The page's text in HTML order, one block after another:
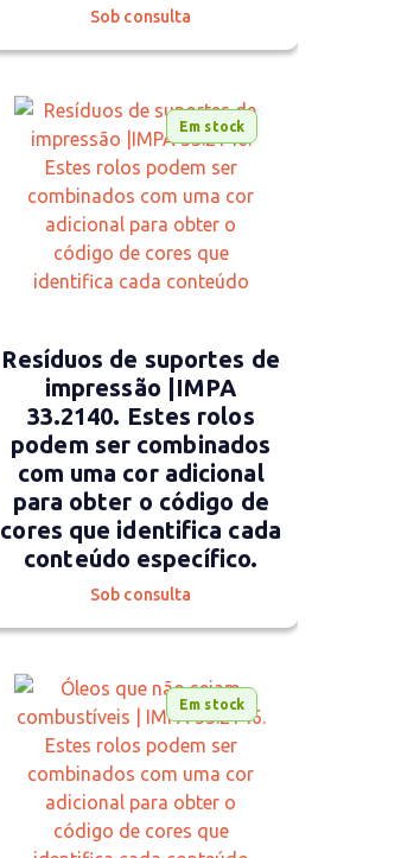
Sob consulta
Em stock
Resíduos de suportes de
impressão |IMPA
33.2140. Estes rolos
podem ser combinados
com uma cor adicional
para obter o código de
cores que identifica cada
conteúdo específico.
Sob consulta
Em stock